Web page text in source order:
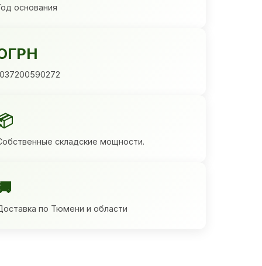
основания
складские мощности.
по Тюмени и области